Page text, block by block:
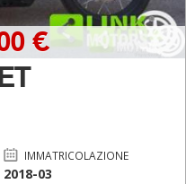
€
IMMATRICOLAZIONE
2018-03